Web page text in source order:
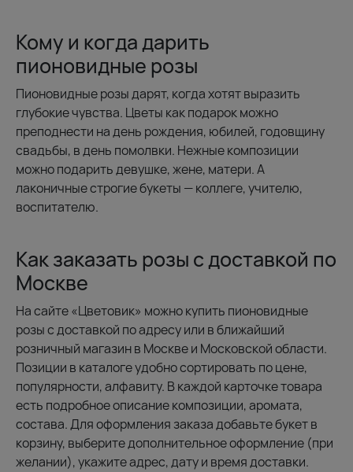
Кому и когда дарить
пионовидные розы
Пионовидные розы дарят, когда хотят выразить
глубокие чувства. Цветы как подарок можно
преподнести на день рождения, юбилей, годовщину
свадьбы, в день помолвки. Нежные композиции
можно подарить девушке, жене, матери. А
лаконичные строгие букеты — коллеге, учителю,
воспитателю.
Как заказать розы с доставкой по
Москве
На сайте «Цветовик» можно купить пионовидные
розы с доставкой по адресу или в ближайший
розничный магазин в Москве и Московской области.
Позиции в каталоге удобно сортировать по цене,
популярности, алфавиту. В каждой карточке товара
есть подробное описание композиции, аромата,
состава. Для оформления заказа добавьте букет в
корзину, выберите дополнительное оформление (при
желании), укажите адрес, дату и время доставки.